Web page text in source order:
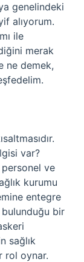
genelindeki
alıyorum.
ile
merak
ne demek,
var?
personel ve
kurumu
entegre
bir
sağlık
rol oynar.